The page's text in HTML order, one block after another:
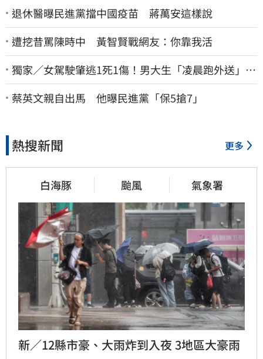
退休醫曝民進黨擋中國疫苗 蔣萬安這樣說
遭挖昔罵陳時中 黃智賢戰網友：你靠我活
獨家／女駕駛肇逃1死1傷！男大生「凌晨跑外送」挨
撞 媽淚：家快瓦解
蔡英文親自出馬 他曝民進黨「保5搶7」
熱搜新聞 更多
白海豚 颱風 氣象署
新／12縣市豪、大雨炸到入夜 3地區大豪雨